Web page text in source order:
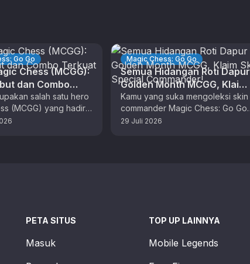
Go Go
Chess (MCGG):
dan Combo
salah satu hero
(MCGG) yang hadir
skill unik. Bagi
Magic Chess: Go Go
Semua Hidangan Roti Dapur
Golden Month MCGG, Klaim
Skin Special Commander!
Kamu yang suka mengoleksi skin
commander Magic Chess: Go Go,
musim kelima kali ini adalah waktu
29 Juli 2026
PETA SITUS
Masuk
TOP UP LAINNYA
Mobile Legends